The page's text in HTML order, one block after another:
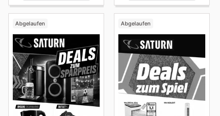
Abgelaufen Abgelaufen